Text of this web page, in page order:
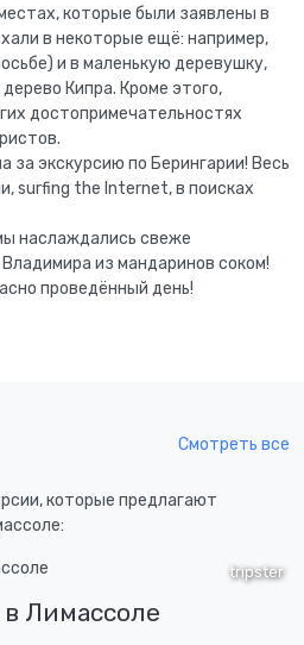
которые были заявлены в
в некоторые ещё: например,
и в маленькую деревушку,
Кипра. Кроме этого,
достопримечательностях
за экскурсию по Берингарии! Весь
surfing the Internet, в поисках
наслаждались свеже
из мандаринов соком!
проведённый день!
Смотреть все
которые предлагают
tripster
в Лимассоле